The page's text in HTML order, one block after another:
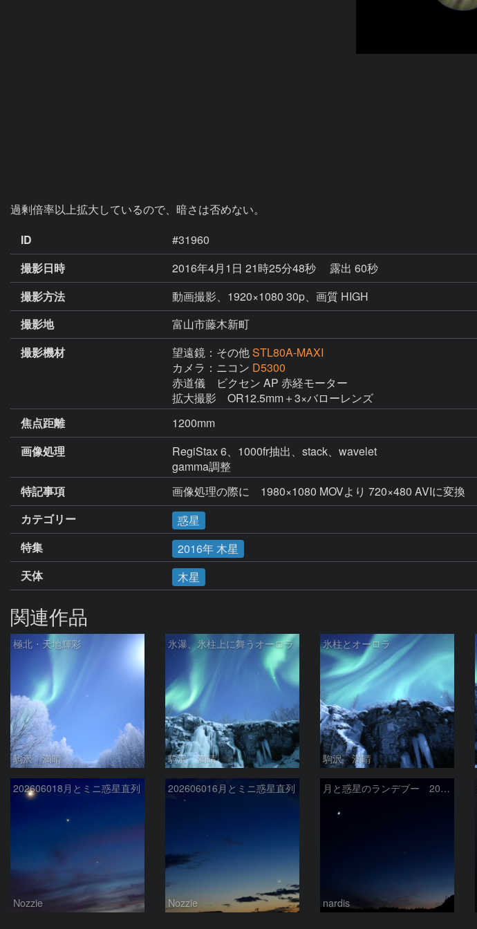
過剰倍率以上拡大しているので、暗さは否めない。
ID
#31960
撮影日時
2016年4月1日 21時25分48秒
露出 60秒
撮影方法
動画撮影、1920×1080 30p、画質 HIGH
撮影地
富山市藤木新町
撮影機材
望遠鏡：その他STL80A-MAXI
カメラ：ニコン D5300
赤道儀　ビクセン AP 赤経モーター
拡大撮影　OR12.5mm＋3×バローレンズ
焦点距離
1200mm
画像処理
RegiStax 6、1000fr抽出、stack、wavelet
gamma調整
特記事項
画像処理の際に　1980×1080 MOVより 720×480 AVIに変換
カテゴリー
惑星
特集
2016年 木星
天体
木星
関連作品
極北・天地輝彩
駒沢 満晴
氷瀑、氷柱上に舞うオーロラ
駒沢 満晴
氷柱とオーロラ
駒沢 満晴
202606018月とミニ惑星直列
Nozzie
202606016月とミニ惑星直列
Nozzie
月と惑星のランデブー 2026/06/19
nardis